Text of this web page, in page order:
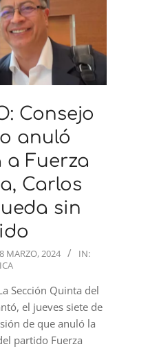
Consejo
anuló
Fuerza
Carlos
sin
8 MARZO, 2024
IN:
Sección Quinta del
el jueves siete de
de que anuló la
partido Fuerza